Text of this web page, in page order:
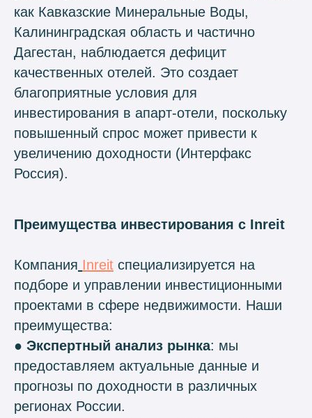
как Кавказские Минеральные Воды,
Калининградская область и частично
Дагестан, наблюдается дефицит
качественных отелей. Это создает
благоприятные условия для
инвестирования в апарт-отели, поскольку
повышенный спрос может привести к
увеличению доходности (Интерфакс
Россия).
Преимущества инвестирования с Inreit
Компания Inreit специализируется на
подборе и управлении инвестиционными
проектами в сфере недвижимости. Наши
преимущества: ​
● Экспертный анализ рынка: мы
предоставляем актуальные данные и
прогнозы по доходности в различных
регионах России. ​